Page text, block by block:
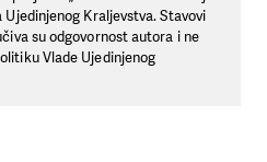
Kraljevstva. Stavovi
su odgovornost autora i ne
Vlade Ujedinjenog